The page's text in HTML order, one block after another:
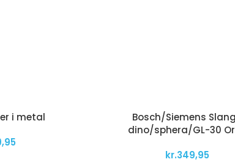
i metal
Bosch/Siemens
dino/sphera/GL-30
kr.349,95